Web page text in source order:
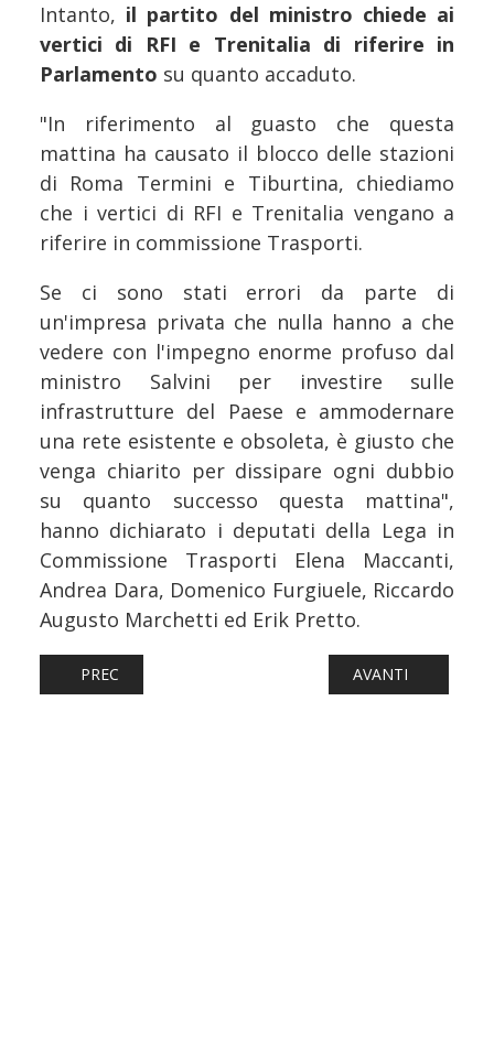
Intanto, il partito del ministro chiede ai
vertici di RFI e Trenitalia di riferire in
Parlamento su quanto accaduto.
"In riferimento al guasto che questa
mattina ha causato il blocco delle stazioni
di Roma Termini e Tiburtina, chiediamo
che i vertici di RFI e Trenitalia vengano a
riferire in commissione Trasporti.
Se ci sono stati errori da parte di
un'impresa privata che nulla hanno a che
vedere con l'impegno enorme profuso dal
ministro Salvini per investire sulle
infrastrutture del Paese e ammodernare
una rete esistente e obsoleta, è giusto che
venga chiarito per dissipare ogni dubbio
su quanto successo questa mattina",
hanno dichiarato i deputati della Lega in
Commissione Trasporti Elena Maccanti,
Andrea Dara, Domenico Furgiuele, Riccardo
Augusto Marchetti ed Erik Pretto.
ARTICOLO PRECEDENTE: FERROVIE: L'ARLECCHINO
PREC ARTICOLO
AVANTI